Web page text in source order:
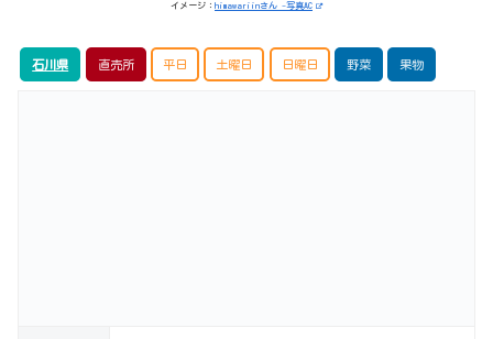
イメージ： himawariinさん -写真AC
石川県 直売所 平日 土曜日 日曜日 野菜 果物